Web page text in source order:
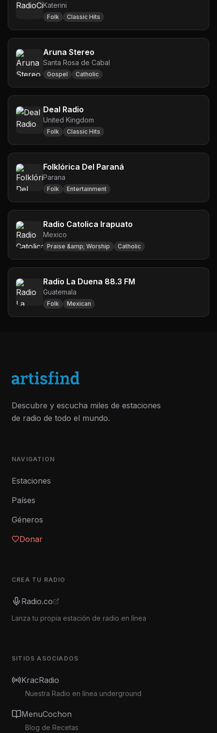
Katerini
Folk Classic Hits
Aruna Stereo
Santa Rosa de Cabal
Gospel Catholic
Deal Radio
United Kingdom
Folk Classic Hits
Folklórica Del Paraná
Parana
Folk Entertainment
Radio Catolica Irapuato
Mexico
Praise &amp; Worship Catholic
Radio La Duena 88.3 FM
Guatemala
Folk Mexican
Descubre y escucha miles de estaciones
de radio de todo el mundo.
NAVIGATION
Estaciones
Países
Géneros
Donar
CREA TU RADIO
Radio.co
Lanza tu propia estación de radio en línea
SITIOS ASOCIADOS
KracRadio
Nuestra Radio en línea underground
MenuCochon
Blog de Recetas